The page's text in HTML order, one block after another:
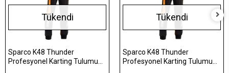
Tükendi
Sparco K48 Thunder
Profesyonel Karting Tulumu
Tükendi
Sparco K48 Thunder
Profesyonel Karting Tulumu